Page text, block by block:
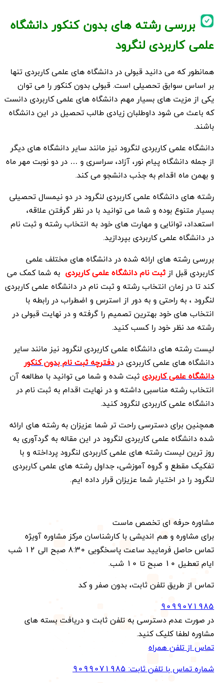
بررسی رشته های بدون کنکور دانشگاه
علمی کاربردی لنگرود
همانطور که می دانید قبولی در دانشگاه های علمی کاربردی تنها
بر اساس سوابق تحصیلی است. قبولی بدون کنکور را می توان
یکی از مزیت های بسیار مهم دانشگاه های علمی کاربردی دانست
که باعث می شود داوطلبان زیادی طالب تحصیل در این دانشگاه
باشند.
دانشگاه علمی کاربردی لنگرود نیز مانند سایر دانشگاه های دیگر
از جمله دانشگاه پیام نور، آزاد، سراسری و … در دو نوبت مهر ماه
و بهمن ماه اقدام به جذب دانشجو می کند.
رشته های دانشگاه علمی کاربردی لنگرود در دو نیمسال تحصیلی
بسیار متنوع بوده و شما می توانید با در نظر گرفتن علاقه،
استعداد، توانایی و مهارت های خود به انتخاب رشته و ثبت نام
در دانشگاه علمی کاربردی بپردازید.
بررسی رشته های ارائه شده در دانشگاه های مختلف علمی
کاربردی قبل ازثبت نام دانشگاه علمی کاربردی به شما کمک می
کند تا در زمان انتخاب رشته و ثبت نام در دانشگاه علمی کاربردی
لنگرود ، به راحتی و به دور از استرس و اضطراب در رابطه با
انتخاب های خود بهترین تصمیم را گرفته و در نهایت قبولی در
رشته مد نظر خود را کسب کنید.
لیست رشته های دانشگاه علمی کاربردی لنگرود نیز مانند سایر
دانشگاه های علمی کاربردی دردفترچه ثبت نام بدون کنکور
دانشگاه علمی کاربردیثبت شده و شما می توانید با مطالعه آن
انتخاب رشته مناسبی داشته و در نهایت اقدام به ثبت نام در
دانشگاه علمی کاربردی لنگرود کنید.
همچنین برای دسترسی راحت تر شما عزیزان به رشته های ارائه
شده دانشگاه علمی کاربردی لنگرود در این مقاله به گردآوری به
روز ترین لیست رشته های علمی کاربردی لنگرود پرداخته و با
تفکیک مقطع و گروه آموزشی، جداول رشته های علمی کاربردی
لنگرود را در اختیار شما عزیزان قرار داده ایم.
مشاوره حرفه ای تخصص ماست
برای مشاوره و هم اندیشی با کارشناسان مرکز مشاوره آویژه
تماس حاصل فرمایید ساعت پاسخگویی 8:30 صبح الی 12 شب
ایام تعطیل 10 صبح تا 10 شب.
تماس از طریق تلفن ثابت، بدون صفر و کد
9099071985
در صورت عدم دسترسی به تلفن ثابت و دریافت بسته های
مشاوره لطفا کلیک کنید.
تماس از تلفن همراه
شماره تماس با تلفن ثابت:9099071985